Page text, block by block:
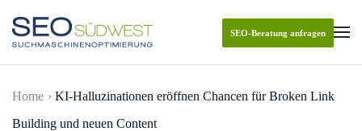
Skip to main content
SEO-Beratung anfragen
Home
KI-Halluzinationen eröffnen Chancen für Broken Link
Building und neuen Content